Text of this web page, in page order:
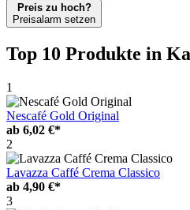
Preis zu hoch?
Preisalarm setzen
Top 10 Produkte in
1
Nescafé Gold Original
ab 6,02 €*
2
Lavazza Caffé Crema Classico
ab 4,90 €*
3